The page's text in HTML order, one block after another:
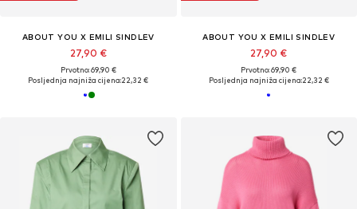
ABOUT YOU X EMILI SINDLEV
27,90 €
Prvotno: 69,90 €
Posljednja najniža cijena:22,32 €
ABOUT YOU X EMILI SINDLEV
27,90 €
Prvotno: 69,90 €
Posljednja najniža cijena:22,32 €